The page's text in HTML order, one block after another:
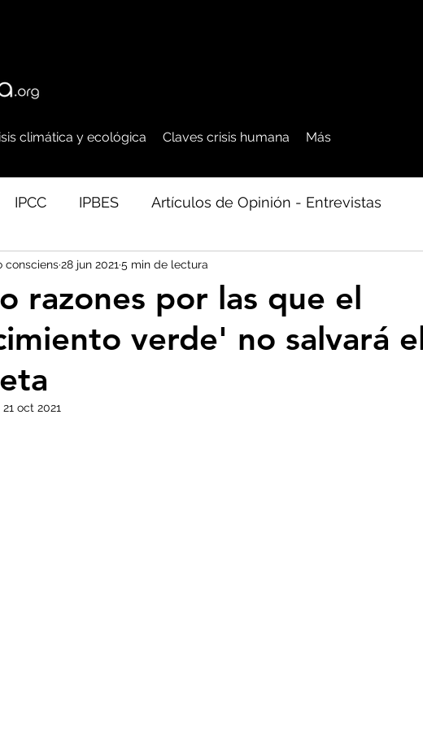
climática y ecológica Claves crisis humana Más
IPCC IPBES Artículos de Opinión - Entrevistas
- Científicos Seguridad Alimentaria-Agua-Dieta
tropicales - Bosq Artico - Antártida - Glaciares
Insectos
razones por las que el
verde' no salvará
consciens28 jun 2021 5 min de lectura
21 oct 2021